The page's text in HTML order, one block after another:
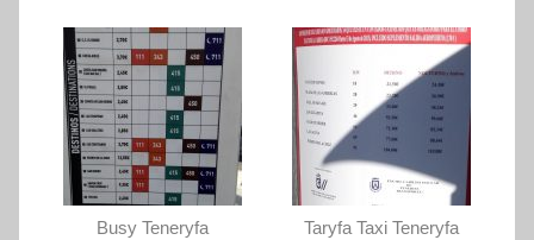
Busy Teneryfa Taryfa Taxi Teneryfa